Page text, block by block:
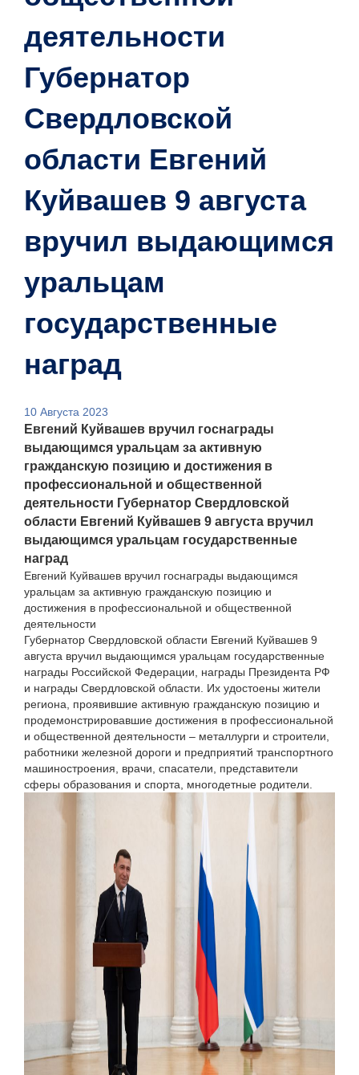
деятельности
Губернатор
Свердловской
области Евгений
Куйвашев 9 августа
вручил выдающимся
уральцам
государственные
наград
10 Августа 2023
Евгений Куйвашев вручил госнаграды
выдающимся уральцам за активную
гражданскую позицию и достижения в
профессиональной и общественной
деятельности Губернатор Свердловской
области Евгений Куйвашев 9 августа вручил
выдающимся уральцам государственные
наград
Евгений Куйвашев вручил госнаграды выдающимся
уральцам за активную гражданскую позицию и
достижения в профессиональной и общественной
деятельности
Губернатор Свердловской области Евгений Куйвашев 9
августа вручил выдающимся уральцам государственные
награды Российской Федерации, награды Президента РФ
и награды Свердловской области. Их удостоены жители
региона, проявившие активную гражданскую позицию и
продемонстрировавшие достижения в профессиональной
и общественной деятельности – металлурги и строители,
работники железной дороги и предприятий транспортного
машиностроения, врачи, спасатели, представители
сферы образования и спорта, многодетные родители.